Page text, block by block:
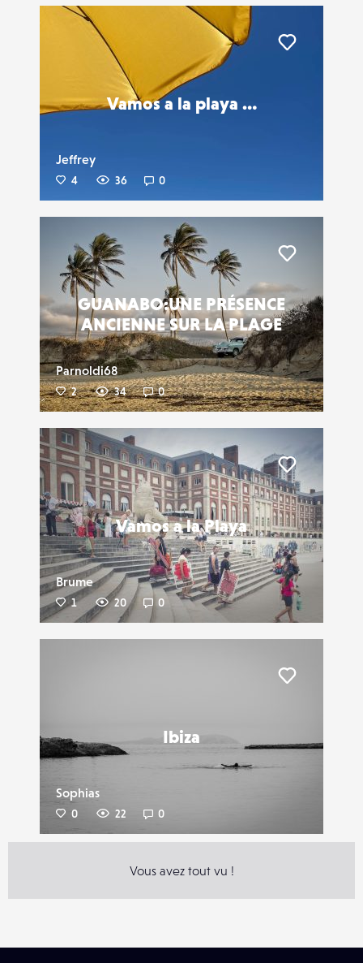
Vamos a la playa …
Jeffrey
4 36 0
GUANABO:UNE PRÉSENCE
ANCIENNE SUR LA PLAGE
Parnoldi68
2 34 0
Vamos a la Playa
Brume
1 20 0
Ibiza
Sophias
0 22 0
Vous avez tout vu !